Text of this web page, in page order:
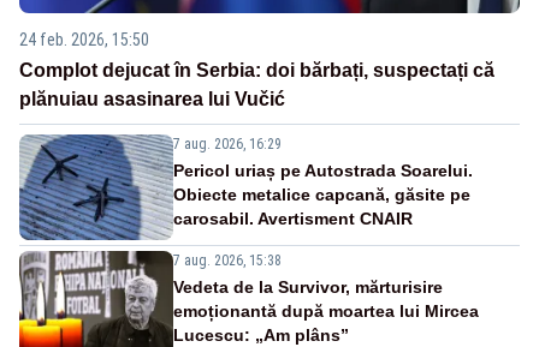
24 feb. 2026, 15:50
Complot dejucat în Serbia: doi bărbați, suspectați că
plănuiau asasinarea lui Vučić
7 aug. 2026, 16:29
Pericol uriaș pe Autostrada Soarelui.
Obiecte metalice capcană, găsite pe
carosabil. Avertisment CNAIR
7 aug. 2026, 15:38
Vedeta de la Survivor, mărturisire
emoționantă după moartea lui Mircea
Lucescu: „Am plâns”